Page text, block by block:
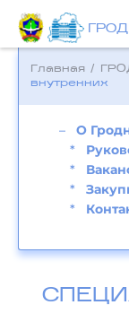
Главная /
внутренних
О